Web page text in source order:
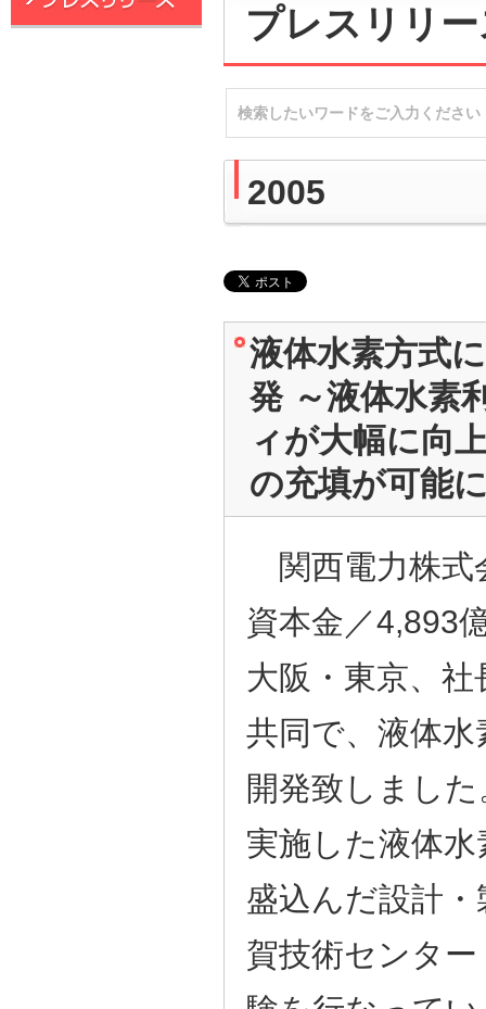
プレスリリ
2005
液体水素方式
発 ～液体水素
ィが大幅に向
の充填が可能
関西電力株式
資本金／4,893
大阪・東京、
共同で、液体
開発致しまし
実施した液体
盛込んだ設計
賀技術センタ